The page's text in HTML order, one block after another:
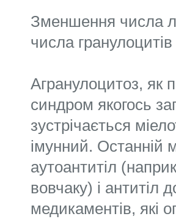
Зменшення числа
числа
Агранулоцитоз, як
синдром якогось
зустрічається
імунний. Останній
аутоантитіл
вовчаку) і антитіл
медикаментів, які